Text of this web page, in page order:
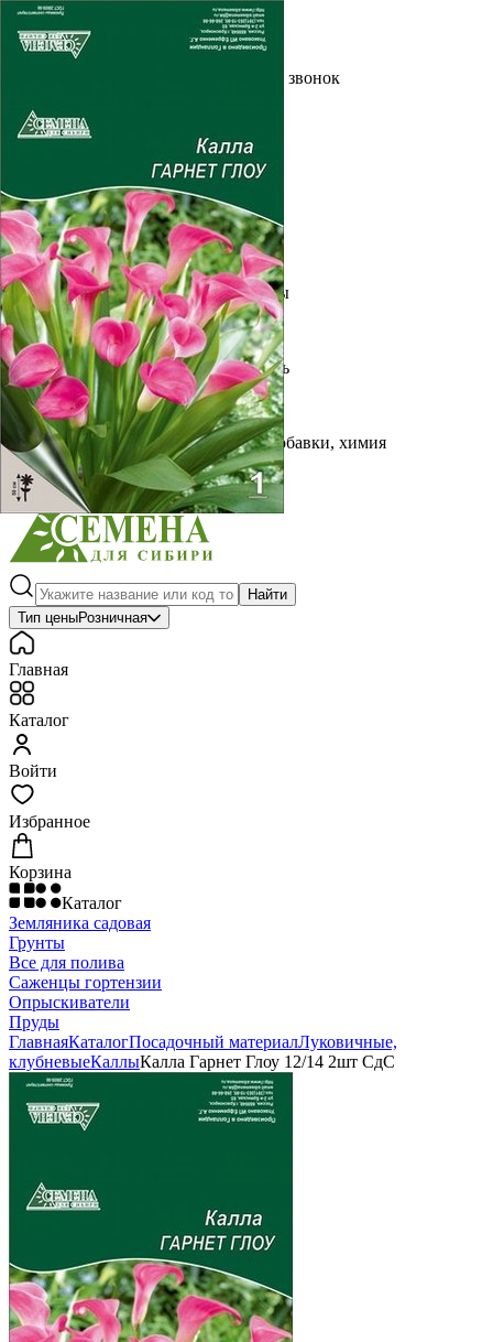
Выберите город
Заказать обратный звонок
Каталог
Грунты
Газонные травы, сидераты
Горшки, рассадники, аксессуары
Посадочный материал
Садовый инструмент, инвентарь
Консервирование
Средства защиты, удобрения, добавки, химия
Обустройство сада, декор
Найти
Тип ценыРозничная
Главная
Каталог
Войти
Избранное
Корзина
Каталог
Земляника садовая
Грунты
Все для полива
Саженцы гортензии
Опрыскиватели
Пруды
ГлавнаяКаталогПосадочный материалЛуковичные,
клубневыеКаллыКалла Гарнет Глоу 12/14 2шт СдС